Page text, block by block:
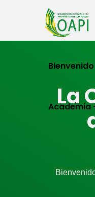
Bienvenido
Academia
La